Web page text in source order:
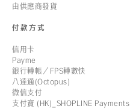
由供應商發貨
付款方式
信用卡
Payme
銀行轉帳／FPS轉數快
八達通(Octopus)
微信支付
支付寶 (HK)_SHOPLINE Payments